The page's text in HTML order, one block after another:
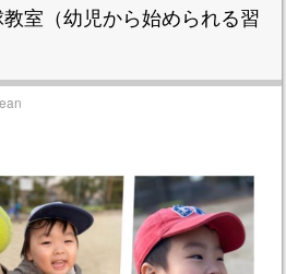
室（幼児から始められる習